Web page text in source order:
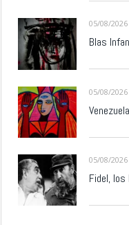
05/08/2026
Blas
05/08/2026
05/08/2026
Fidel,